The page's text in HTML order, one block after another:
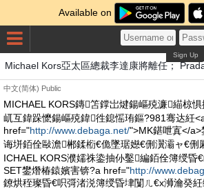
Available on
Sign Up
Michael Kors亞太區總裁李達康將離任；
中文(简体) Public
MICHAEL KORS鏄笘鐣岀煡鍚嶇殑濂緢椋
屼互鍏跺懡鍚嶇殑鍏徃鎴愮珛鏂?981骞达紝
href="http://www.debaga.net/">MK鍖呭寘</
诲垪銆佺敺澹郴鍒椼€佹墜琚嬨€侀瀷灞ャ€侀
ICHAEL KORS濮嬬祩鍌抽仦鑿編銆佺簿绶昏
SET鐢熸椿鎱嬪害锛?a href="http://
鐐烘秷璨昏€呮彁渚涚簿绶昏垏闅ㄦ€х浉瀹癸